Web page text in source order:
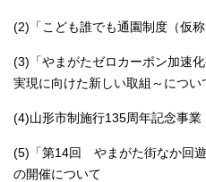
(2)「こども誰でも通園制度（仮
(3)「やまがたゼロカーボン加速
実現に向けた新しい取組～につい
(4)山形市制施行135周年記念事
(5)「第14回 やまがた街なか回
の開催について